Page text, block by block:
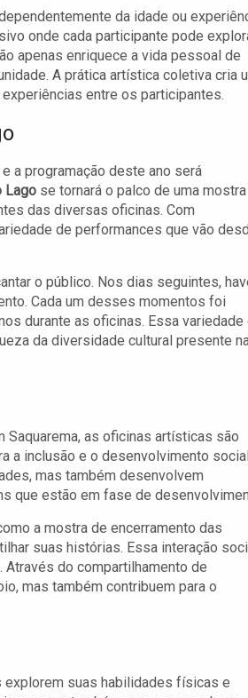
da idade ou
onde cada participante pode
apenas enriquece a vida pessoal de
A prática artística coletiva cria
entre os participantes.
a programação deste ano será
Lago se tornará o palco de uma mostra
das diversas oficinas. Com
de performances que vão
o público. Nos dias seguintes,
Cada um desses momentos foi
durante as oficinas. Essa variedade
da diversidade cultural presente
Saquarema, as oficinas artísticas são
a inclusão e o desenvolvimento
mas também desenvolvem
que estão em fase de
a mostra de encerramento das
suas histórias. Essa interação
do compartilhamento de
mas também contribuem para o
explorem suas habilidades físicas e